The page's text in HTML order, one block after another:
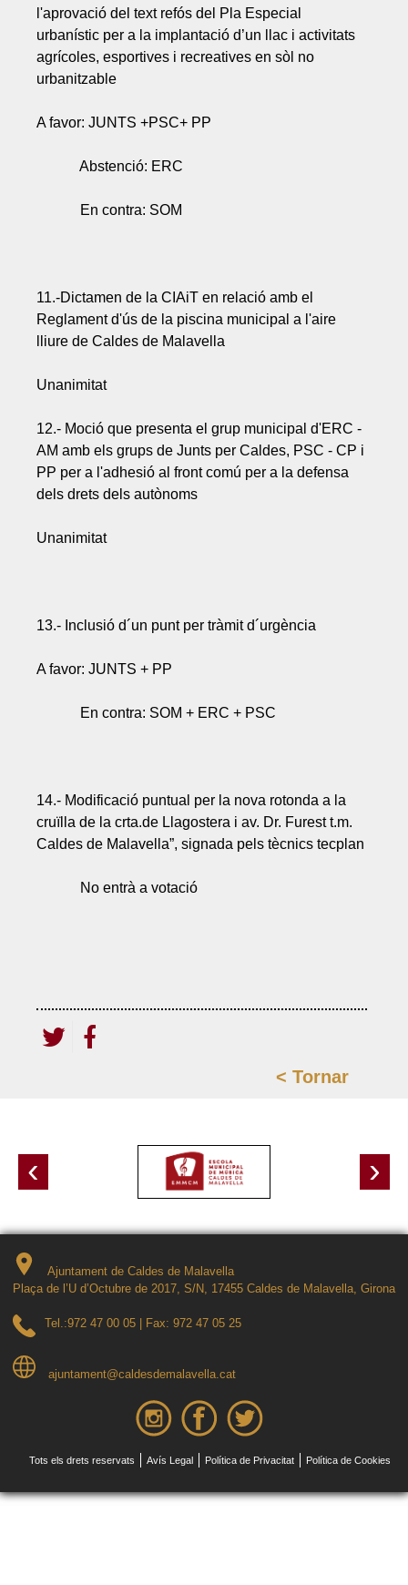
l'aprovació del text refós del Pla Especial
urbanístic per a la implantació d’un llac i activitats
agrícoles, esportives i recreatives en sòl no
urbanitzable
A favor: JUNTS +PSC+ PP
Abstenció: ERC
En contra: SOM
11.-Dictamen de la CIAiT en relació amb el
Reglament d'ús de la piscina municipal a l'aire
lliure de Caldes de Malavella
Unanimitat
12.- Moció que presenta el grup municipal d'ERC -
AM amb els grups de Junts per Caldes, PSC - CP i
PP per a l'adhesió al front comú per a la defensa
dels drets dels autònoms
Unanimitat
13.- Inclusió d´un punt per tràmit d´urgència
A favor: JUNTS + PP
En contra: SOM + ERC + PSC
14.- Modificació puntual per la nova rotonda a la
cruïlla de la crta.de Llagostera i av. Dr. Furest t.m.
Caldes de Malavella”, signada pels tècnics tecplan
No entrà a votació
< Tornar
‹ ›
Ajuntament de Caldes de Malavella
Plaça de l’U d’Octubre de 2017, S/N, 17455 Caldes de Malavella, Girona
Tel.:972 47 00 05 | Fax: 972 47 05 25
ajuntament@caldesdemalavella.cat
Tots els drets reservats Avís Legal Política de Privacitat Política de Cookies